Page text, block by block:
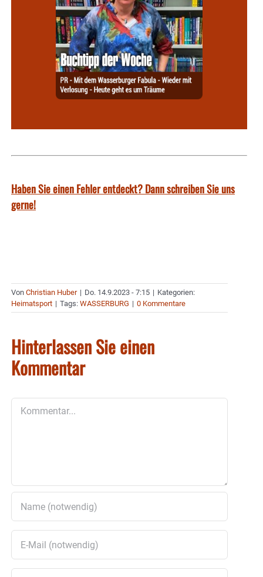
Haben Sie einen Fehler entdeckt? Dann schreiben Sie uns
gerne!
Von Christian Huber | Do. 14.9.2023 - 7:15 | Kategorien:
Heimatsport | Tags: WASSERBURG | 0 Kommentare
Hinterlassen Sie einen
Kommentar